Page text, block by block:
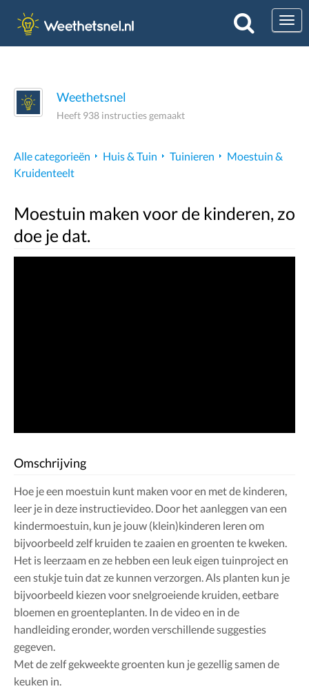
Weethetsnel
Heeft 938 instructies gemaakt
Alle categorieën Huis & Tuin Tuinieren
Moestuin &
Kruidenteelt
Moestuin maken voor de kinderen, zo
doe je dat.
Omschrijving
Hoe je een moestuin kunt maken voor en met de kinderen,
leer je in deze instructievideo. Door het aanleggen van een
kindermoestuin, kun je jouw (klein)kinderen leren om
bijvoorbeeld zelf kruiden te zaaien en groenten te kweken.
Het is leerzaam en ze hebben een leuk eigen tuinproject en
een stukje tuin dat ze kunnen verzorgen. Als planten kun je
bijvoorbeeld kiezen voor snelgroeiende kruiden, eetbare
bloemen en groenteplanten. In de video en in de
handleiding eronder, worden verschillende suggesties
gegeven.
Met de zelf gekweekte groenten kun je gezellig samen de
keuken in.